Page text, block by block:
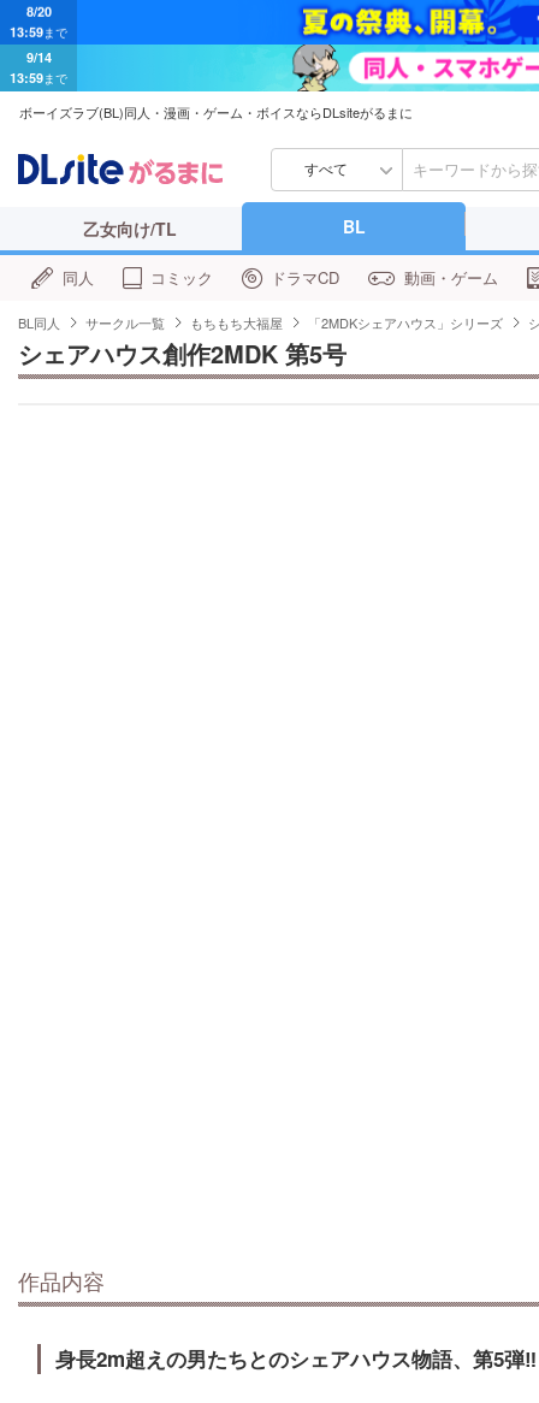
8/20
13:59まで
9/14
13:59まで
ボーイズラブ(BL)同人・漫画・ゲーム・ボイスならDLsiteがるまに
すべて
乙女向け/TL BL
同人 コミック ドラマCD 動画・ゲーム
BL同人 サークル一覧 もちもち大福屋 「2MDKシェアハウス」シリーズ
シェアハウス創作2MDK 第5号
作品内容
身長2m超えの男たちとのシェアハウス物語、第5弾‼︎